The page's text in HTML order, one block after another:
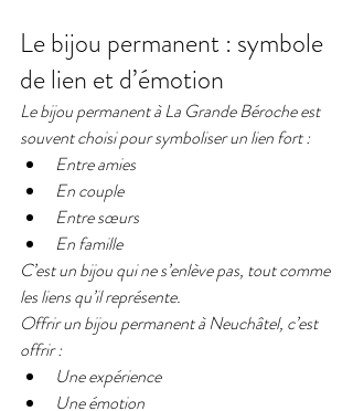
Le bijou permanent : symbole
de lien et d’émotion
Le bijou permanent à La Grande Béroche est
souvent choisi pour symboliser un lien fort :
Entre amies
En couple
Entre sœurs
En famille
C’est un bijou qui ne s’enlève pas, tout comme
les liens qu’il représente.
Offrir un bijou permanent à Neuchâtel, c’est
offrir :
Une expérience
Une émotion